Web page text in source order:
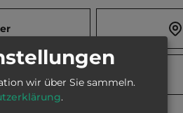
wir über Sie sammeln.
.